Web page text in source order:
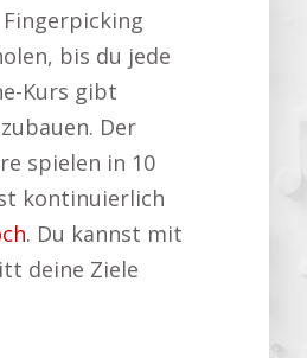
bis du jede
Kurs gibt
Der
spielen in 10
kontinuierlich
. Du kannst mit
deine Ziele